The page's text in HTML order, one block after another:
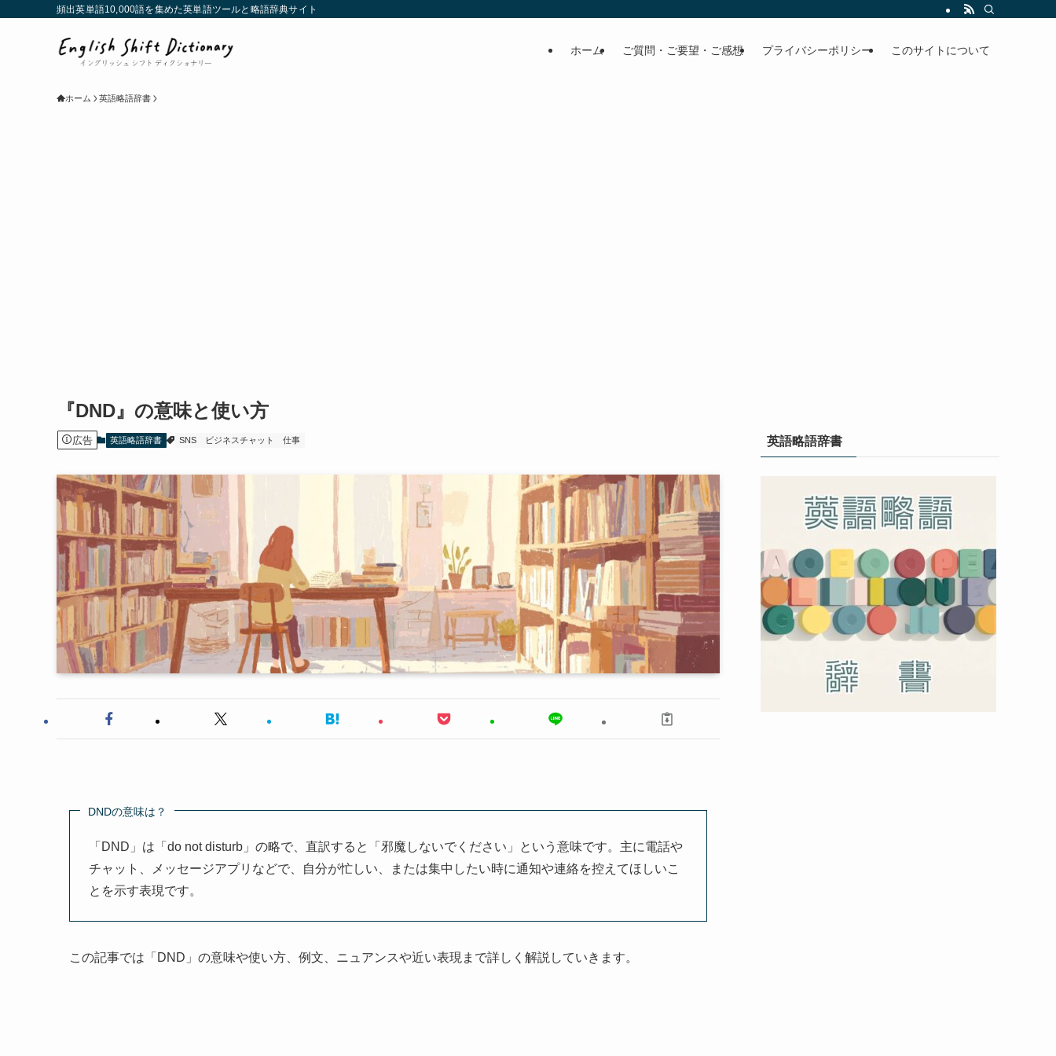
頻出英単語10,000語を集めた英単語ツールと略語辞典サイト
ホーム ご質問・ご要望・ご感想 プライバシーポリシー このサイトについて
ホーム 英語略語辞書
『DND』の意味と使い方
広告 英語略語辞書 SNS ビジネスチャット 仕事
DNDの意味は？
「DND」は「do not disturb」の略で、直訳すると「邪魔しないでください」という意味です。主に電話や
チャット、メッセージアプリなどで、自分が忙しい、または集中したい時に通知や連絡を控えてほしいこ
とを示す表現です。
この記事では「DND」の意味や使い方、例文、ニュアンスや近い表現まで詳しく解説していきます。
英語略語辞書